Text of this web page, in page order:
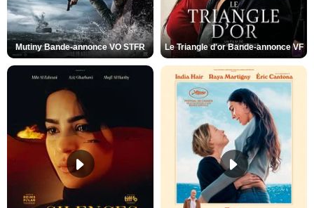
Mutiny Bande-annonce VO STFR Le Triangle d'or Bande-annonce VF